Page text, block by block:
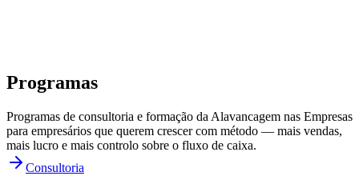
Programas
Programas de consultoria e formação da Alavancagem nas Empresas
para empresários que querem crescer com método — mais vendas,
mais lucro e mais controlo sobre o fluxo de caixa.
Consultoria